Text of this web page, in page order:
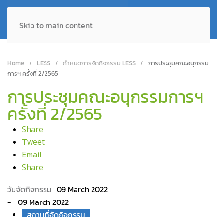
Skip to main content
Home LESS กำหนดการจัดกิจกรรม LESS
การประชุมคณะอนุกรรม
การฯ ครั้งที่ 2/2565
การประชุมคณะอนุกรรมการฯ
ครั้งที่ 2/2565
Share
Tweet
Email
Share
09 March 2022
09 March 2022
สถานที่จัดกิจกรรม